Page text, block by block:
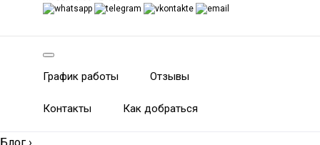
График работы Отзывы
Контакты Как добраться